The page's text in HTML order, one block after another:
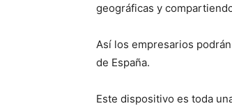
geográficas y
Así los empresarios
de España.
Este dispositivo es toda